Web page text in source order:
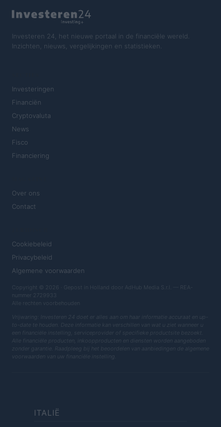
Investeren 24, het nieuwe portaal in de financiële wereld.
Inzichten, nieuws, vergelijkingen en statistieken.
Investeringen
Financiën
Cryptovaluta
News
Fisco
Financiering
Over ons
Contact
Cookiebeleid
Privacybeleid
Algemene voorwaarden
Copyright © 2026 · Gepost in Holland door AdHub Media S.r.l. — REA-
nummer 2729933
Alle rechten voorbehouden
Vrijwaring: Investeren 24 doet er alles aan om haar informatie accuraat en up-
to-date te houden. Deze informatie kan verschillen van wat u ziet wanneer u
een financiële instelling, serviceprovider of specifieke productsite bezoekt.
Alle financiële producten, inkoopproducten en diensten worden aangeboden
zonder garantie. Raadpleeg bij het beoordelen van aanbiedingen de algemene
voorwaarden van uw financiële instelling.
ITALIË